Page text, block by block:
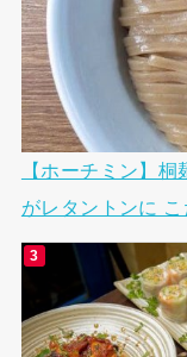
【ホーチミン】
がレタントンに